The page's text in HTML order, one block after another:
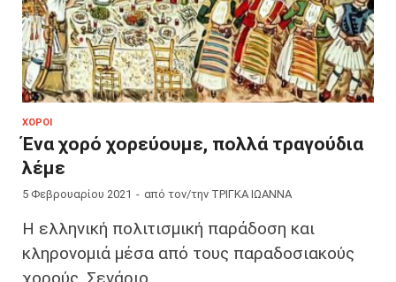
ΧΟΡΟΊ
Ένα χορό χορεύουμε, πολλά τραγούδια
λέμε
5 Φεβρουαρίου 2021 - από τον/την ΤΡΙΓΚΑ ΙΩΑΝΝΑ
Η ελληνική πολιτισμική παράδοση και
κληρονομιά μέσα από τους παραδοσιακούς
χορούς. Σενάριο